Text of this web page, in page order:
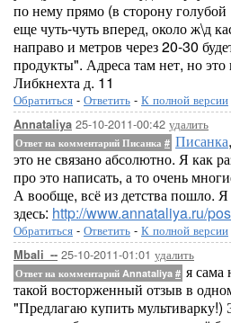
по нему прямо (в сторону
еще чуть-чуть вперед, около ж\д
направо и метров через 20-30
продукты". Адреса там нет, но
Либкнехта д. 11
Обратиться - Ответить - К полной версии
Annataliya 25-10-2011-00:42 удалить
Ответ на комментарий Писанка # Писанка
это не связано абсолютно. Я как
про это написать, а то очень
А вообще, всё из детства пошло.
здесь: http://www.annataliya.ru/
Обратиться - Ответить - К полной версии
Mbali_-- 25-10-2011-01:01 удалить
Ответ на комментарий Annataliya # я сама
такой восторженный отзыв в
"Предлагаю купить мультиварку!)